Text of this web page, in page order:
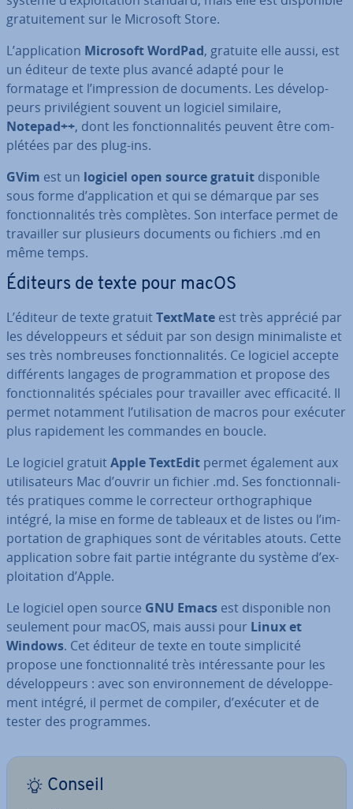
gra­tui­te­ment sur le Microsoft Store.
L’ap­pli­ca­tion Microsoft WordPad, gratuite elle aussi, est
un éditeur de texte plus avancé adapté pour le
formatage et l’im­pres­sion de documents. Les dé­ve­lop­
peurs pri­vi­lé­gient souvent un logiciel similaire,
Notepad++, dont les fonc­tion­na­li­tés peuvent être com­
plé­tées par des plug-ins.
GVim est un logiciel open source gratuit dis­po­nible
sous forme d’ap­pli­ca­tion et qui se démarque par ses
fonc­tion­na­li­tés très complètes. Son interface permet de
tra­vail­ler sur plusieurs documents ou fichiers .md en
même temps.
Éditeurs de texte pour macOS
L’éditeur de texte gratuitTextMate est très apprécié par
les dé­ve­lop­peurs et séduit par son design mi­ni­ma­liste et
ses très nom­breuses fonc­tion­na­li­tés. Ce logiciel accepte
dif­fé­rents langages de pro­gram­ma­tion et propose des
fonc­tion­na­li­tés spéciales pour tra­vail­ler avec ef­fi­ca­cité. Il
permet notamment l’uti­li­sa­tion de macros pour exécuter
plus ra­pi­de­ment les commandes en boucle.
Le logiciel gratuitApple TextEdit permet également aux
uti­li­sa­teurs Mac d’ouvrir un fichier .md. Ses fonc­tion­na­li­
tés pratiques comme le cor­rec­teur or­tho­gra­phique
intégré, la mise en forme de tableaux et de listes ou l’im­
por­ta­tion de gra­phiques sont de vé­ri­tables atouts. Cette
ap­pli­ca­tion sobre fait partie in­té­grante du système d’ex­
ploi­ta­tion d’Apple.
Le logiciel open source GNU Emacs est dis­po­nible non
seulement pour macOS, mais aussi pour Linux et
Windows. Cet éditeur de texte en toute sim­pli­cité
propose une fonc­tion­na­lité très in­té­res­sante pour les
dé­ve­lop­peurs : avec son en­vi­ron­ne­ment de dé­ve­lop­pe­
ment intégré, il permet de compiler, d’exécuter et de
tester des pro­grammes.
Conseil